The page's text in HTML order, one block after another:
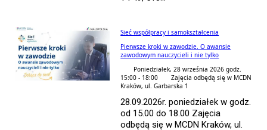
Sieć współpracy i samokształcenia
Pierwsze kroki w zawodzie. O awansie
zawodowym nauczycieli i nie tylko
Poniedziałek, 28 września 2026 godz.
15:00 - 18:00
Zajęcia odbędą się w MCDN
Kraków, ul. Garbarska 1
28.09.2026r. poniedziałek w godz.
od 15.00 do 18.00 Zajęcia
odbędą się w MCDN Kraków, ul.